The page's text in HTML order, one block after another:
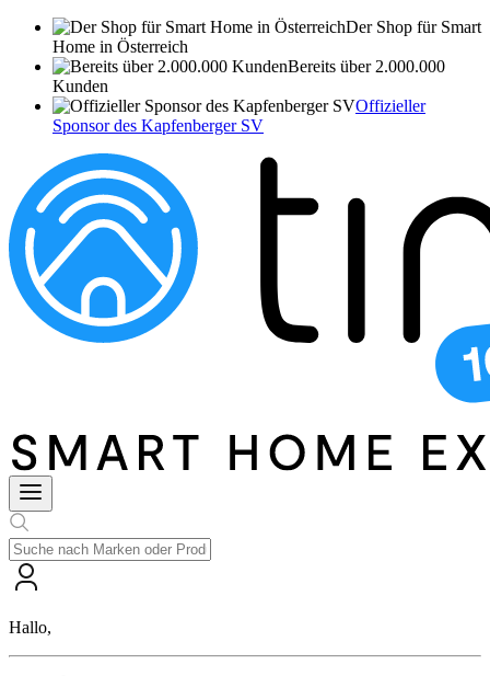
Der Shop für Smart
Home in Österreich
Bereits über 2.000.000
Kunden
Offizieller
Sponsor des Kapfenberger SV
Hallo,